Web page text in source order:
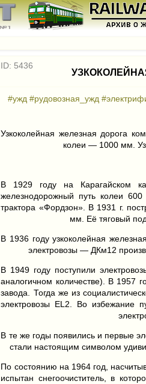
ID: 5436
#ужд #рудовозная_ужд
Узкоколейная железная дорога
колеи — 1000 мм.
В 1929 году на Карагайском
железнодорожный путь колеи
трактора «Фордзон». В 1931 г.
мм. Её тяговый
В 1936 году узкоколейная
электровозы — ДКм12
В 1949 году поступили
аналогичном количестве). В 1957
завода. Тогда же из
электровозы EL2. Во избежание
В те же годы появились и первые
стали настоящим символом
По состоянию на 1964 год,
испытан снегоочиститель, в